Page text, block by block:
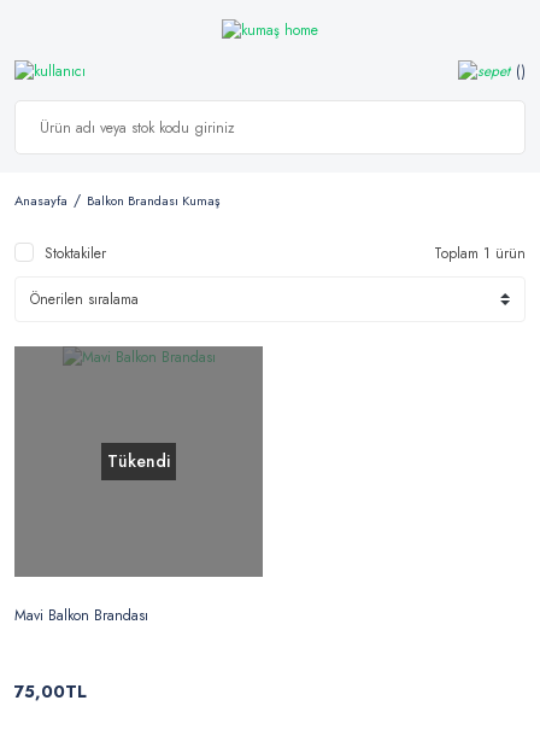
Anasayfa Balkon Brandası Kumaş
Stoktakiler Toplam 1 ürün
Tükendi
Mavi Balkon Brandası
75,00TL